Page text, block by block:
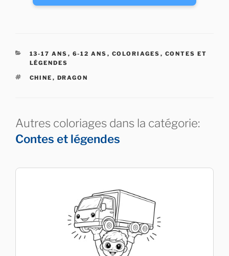
CATÉGORIES
13-17 ANS , 6-12 ANS , COLORIAGES , CONTES ET
LÉGENDES
ÉTIQUETTES
CHINE , DRAGON
Autres coloriages dans la catégorie:
Contes et légendes